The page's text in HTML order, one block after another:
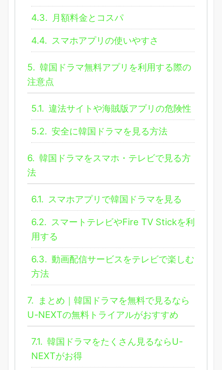
4.3. 月額料金とコスパ
4.4. スマホアプリの使いやすさ
5. 韓国ドラマ無料アプリを利用する際の
注意点
5.1. 違法サイトや海賊版アプリの危険性
5.2. 安全に韓国ドラマを見る方法
6. 韓国ドラマをスマホ・テレビで見る方
法
6.1. スマホアプリで韓国ドラマを見る
6.2. スマートテレビやFire TV Stickを利
用する
6.3. 動画配信サービスをテレビで楽しむ
方法
7.
まとめ｜韓国ドラマを無料で見るなら
U-NEXTの無料トライアルがおすすめ
7.1. 韓国ドラマをたくさん見るならU-
NEXTがお得